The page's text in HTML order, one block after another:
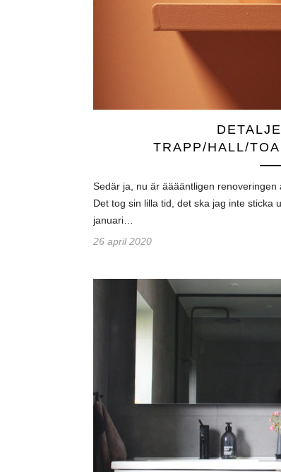
TRAPP/HALL/
Sedär ja, nu är ääääntligen
Det tog sin lilla tid, det ska jag inte sticka
januari…
26 april 2020